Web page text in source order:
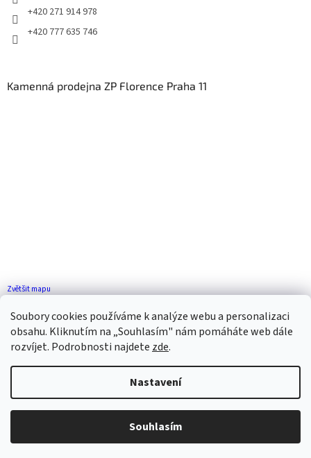
Soubory cookies používáme k analýze webu a personalizaci
obsahu. Kliknutím na „Souhlasím" nám pomáháte web dále
rozvíjet. Podrobnosti najdete zde.
Nastavení
Souhlasím
+420 271 914 978
+420 777 635 746
Kamenná prodejna ZP Florence Praha 11
Zvětšit mapu
Vytvořil Shoptet
ZP FLORENCE. Všechna práva vyhrazena.